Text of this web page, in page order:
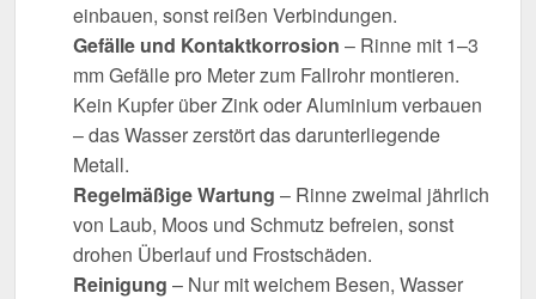
einbauen, sonst reißen Verbindungen.
Gefälle und Kontaktkorrosion – Rinne mit 1–3
mm Gefälle pro Meter zum Fallrohr montieren.
Kein Kupfer über Zink oder Aluminium verbauen
– das Wasser zerstört das darunterliegende
Metall.
Regelmäßige Wartung – Rinne zweimal jährlich
von Laub, Moos und Schmutz befreien, sonst
drohen Überlauf und Frostschäden.
Reinigung – Nur mit weichem Besen, Wasser